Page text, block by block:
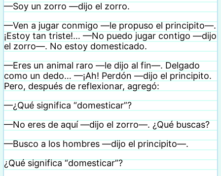
—Soy un zorro —dijo el zorro.
—Ven a jugar conmigo —le propuso el principito—.
¡Estoy tan triste!… —No puedo jugar contigo —dijo
el zorro—. No estoy domesticado.
—Eres un animal raro —le dijo al fin—. Delgado
como un dedo… —¡Ah! Perdón —dijo el principito.
Pero, después de reflexionar, agregó:
—¿Qué significa “domesticar”?
—No eres de aquí —dijo el zorro—. ¿Qué buscas?
—Busco a los hombres —dijo el principito—.
¿Qué significa “domesticar”?